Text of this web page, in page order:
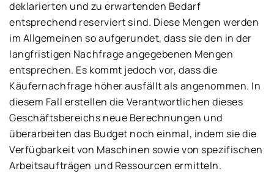
deklarierten und zu erwartenden Bedarf
entsprechend reserviert sind. Diese Mengen werden
im Allgemeinen so aufgerundet, dass sie den in der
langfristigen Nachfrage angegebenen Mengen
entsprechen. Es kommt jedoch vor, dass die
Käufernachfrage höher ausfällt als angenommen. In
diesem Fall erstellen die Verantwortlichen dieses
Geschäftsbereichs neue Berechnungen und
überarbeiten das Budget noch einmal, indem sie die
Verfügbarkeit von Maschinen sowie von spezifischen
Arbeitsaufträgen und Ressourcen ermitteln.